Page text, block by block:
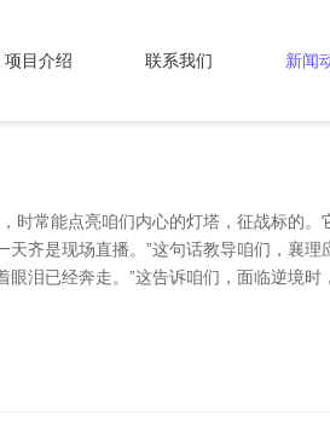
项目介绍 联系我们 新闻
时常能点亮咱们内心的灯塔，征战标的
齐是现场直播。”这句话教导咱们，襄
泪已经奔走。”这告诉咱们，面临逆境